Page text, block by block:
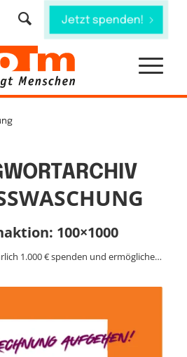
Jetzt spenden!
100×1000
1.000 € spenden und ermögliche…